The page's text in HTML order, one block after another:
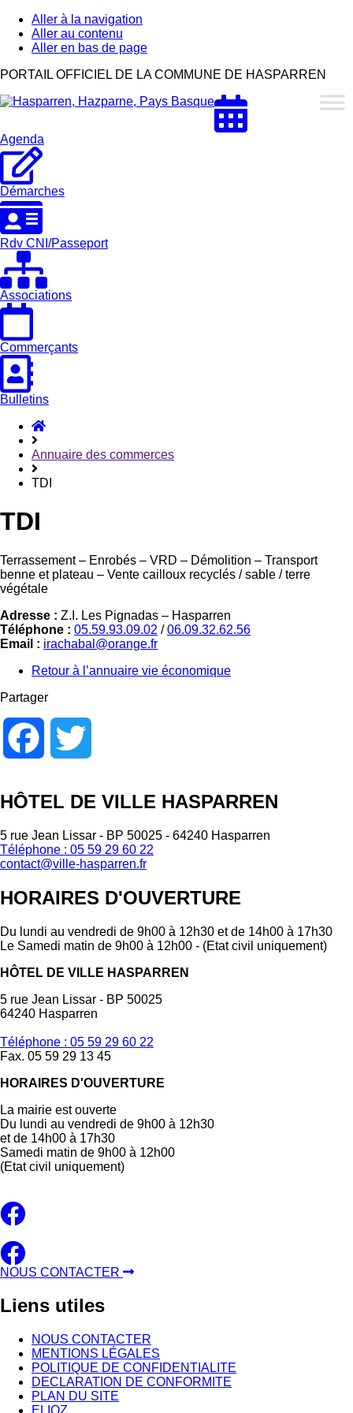
Aller à la navigation
Aller au contenu
Aller en bas de page
Hasparren,
Pays
PORTAIL OFFICIEL DE LA COMMUNE DE HASPARREN
Agenda
Démarches
Rdv CNI/Passeport
Associations
Commerçants
Bulletins
Accueil
Annuaire des commerces
TDI
TDI
Terrassement – Enrobés – VRD – Démolition – Transport
benne et plateau – Vente cailloux recyclés / sable / terre
végétale
Adresse : Z.I. Les Pignadas – Hasparren
Téléphone : 05.59.93.09.02 /06.09.32.62.56
Email : irachabal@orange.fr
Retour à l’annuaire vie économique
Partager
Facebook
HÔTEL DE VILLE HASPARREN
5 rue Jean Lissar - BP 50025 - 64240 Hasparren
Téléphone : 05 59 29 60 22
contact@ville-hasparren.fr
HORAIRES D'OUVERTURE
Du lundi au vendredi de 9h00 à 12h30 et de 14h00 à 17h30
Le Samedi matin de 9h00 à 12h00 - (Etat civil uniquement)
HÔTEL DE VILLE HASPARREN
5 rue Jean Lissar - BP 50025
64240 Hasparren
Téléphone : 05 59 29 60 22
Fax. 05 59 29 13 45
HORAIRES D'OUVERTURE
La mairie est ouverte
Du lundi au vendredi de 9h00 à 12h30
et de 14h00 à 17h30
Samedi matin de 9h00 à 12h00
(Etat civil uniquement)
NOUS CONTACTER
Liens utiles
NOUS CONTACTER
MENTIONS LÉGALES
POLITIQUE DE CONFIDENTIALITE
DECLARATION DE CONFORMITE
PLAN DU SITE